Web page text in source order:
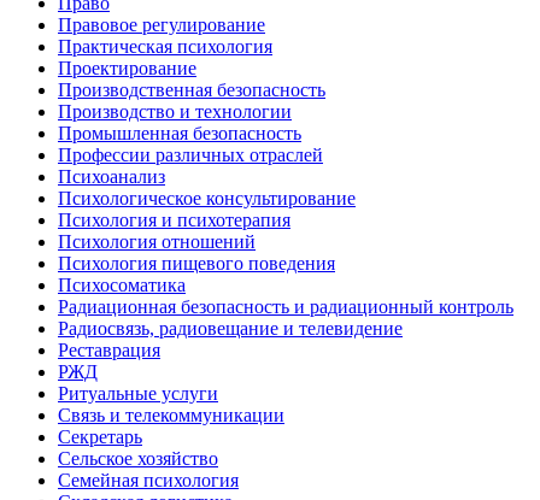
Правовое регулирование
Практическая психология
Проектирование
Производственная безопасность
Производство и технологии
Промышленная безопасность
Профессии различных отраслей
Психоанализ
Психологическое консультирование
Психология и психотерапия
Психология отношений
Психология пищевого поведения
Психосоматика
Радиационная безопасность и радиационный контроль
Радиосвязь, радиовещание и телевидение
Реставрация
РЖД
Ритуальные услуги
Связь и телекоммуникации
Секретарь
Сельское хозяйство
Семейная психология